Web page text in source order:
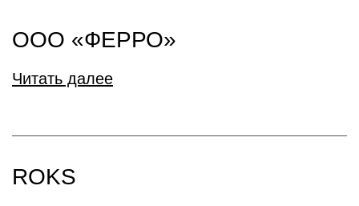
ООО «ФЕРРО»
Читать далее
ROKS